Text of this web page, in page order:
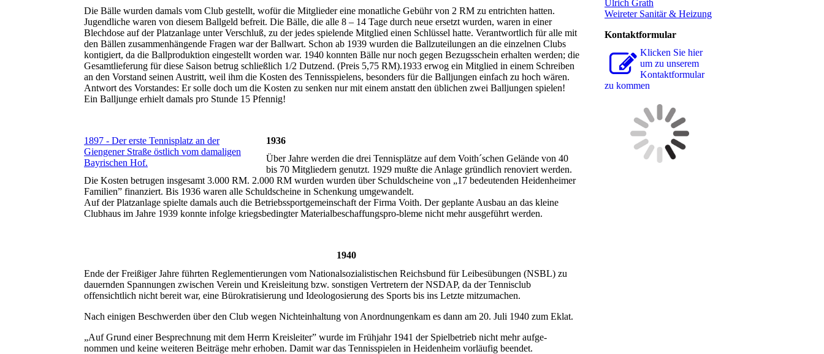
Die Bälle wurden damals vom Club gestellt, wofür die Mitglieder eine monatliche Gebühr von 2 RM zu entrichten hatten.
Jugendliche waren von diesem Ballgeld befreit. Die Bälle, die alle 8 – 14 Tage durch neue ersetzt wurden, waren in einer
Blechdose auf der Platzanlage unter Verschluß, zu der jedes spielende Mitglied einen Schlüssel hatte. Verantwortlich für alle mit
den Bällen zusammenhängende Fragen war der Ballwart. Schon ab 1939 wurden die Ballzuteilungen an die einzelnen Clubs
kontigiert, da die Ballproduktion eingestellt worden war. 1940 konnten Bälle nur noch gegen Bezugsschein erhalten werden; die
Gesamtlieferung für diese Saison betrug schließlich 1/2 Dutzend. (Preis 5,75 RM).1933 erwog ein Mitglied in einem Schreiben
an den Vorstand seinen Austritt, weil ihm die Kosten des Tennisspielens, besonders für die Balljungen einfach zu hoch wären.
Antwort des Vorstandes: Er solle doch um die Kosten zu senken nur mit einem anstatt den üblichen zwei Balljungen spielen!
Ein Balljunge erhielt damals pro Stunde 15 Pfennig!
1897 - Der erste Tennisplatz an der
Giengener Straße östlich vom damaligen
Bayrischen Hof.
1936
Über Jahre werden die drei Tennisplätze auf dem Voith´schen Gelände von 40
bis 70 Mitgliedern genutzt. 1929 mußte die Anlage gründlich renoviert werden.
Die Kosten betrugen insgesamt 3.000 RM. 2.000 RM wurden wurden über Schuldscheine von „17 bedeutenden Heidenheimer
Familien” finanziert. Bis 1936 waren alle Schuldscheine in Schenkung umgewandelt.
Auf der Platzanlage spielte damals auch die Betriebssportgemeinschaft der Firma Voith. Der geplante Ausbau an das kleine
Clubhaus im Jahre 1939 konnte infolge kriegsbedingter Materialbeschaffungspro-bleme nicht mehr ausgeführt werden.
1940
Ende der Freißiger Jahre führten Reglementierungen vom Nationalsozialistischen Reichsbund für Leibesübungen (NSBL) zu
dauernden Spannungen zwischen Verein und Kreisleitung bzw. sonstigen Vertretern der NSDAP, da der Tennisclub
offensichtlich nicht bereit war, eine Bürokratisierung und Ideologosierung des Sports bis ins Letzte mitzumachen.
Nach einigen Beschwerden über den Club wegen Nichteinhaltung von Anordnungenkam es dann am 20. Juli 1940 zum Eklat.
„Auf Grund einer Besprechnung mit dem Herrn Kreisleiter” wurde im Frühjahr 1941 der Spielbetrieb nicht mehr aufge-
nommen und keine weiteren Beiträge mehr erhoben. Damit war das Tennisspielen in Heidenheim vorläufig beendet.
Ulrich Grath
Weireter Sanitär & Heizung
Kontaktformular
Klicken Sie hier
um zu unserem
Kon­takt­for­mu­lar
zu kommen